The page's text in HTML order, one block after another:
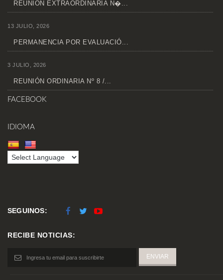
REUNIÓN EXTRAORDINARIA N�...
13 JULIO, 2026
PERMANENCIA POR EVALUACIÓ...
3 JULIO, 2026
REUNIÓN ORDINARIA Nº 8 /...
FACEBOOK
IDIOMA
SEGUINOS:
RECIBE NOTICIAS: